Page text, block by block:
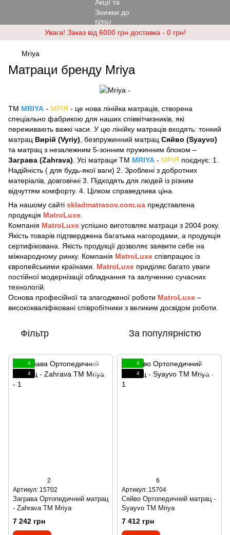
Увага! Заказ від 6000 грн доставка - 0 грн!
Mriya
Матраци бренду Mriya
ТМ MRIYA - МРІЯ - це нова лінійка матраців, створена
спеціально фабрикою для наших співвітчизників, які
переживають важкі часи. У цю лінійку матраців входять: тонкий
матрац Вирій (Vyriy), безпружинний матрац Сяйво (Syayvo)
та матрац з незалежним 5-зонним пружинним блоком –
Заграва (Zahrava). Усі матраци ТМ MRIYA - МРІЯ поєднує: 1.
Надійність ( для будь-якої ваги) 2. Зроблені з добротних
матеріалів, довговічні 3. Підходять для людей із різним
відчуттям комфорту. 4. Цілком справедлива ціна.
На нашому сайті skladmatrasov.com.ua представлена
продукція MatroLuxe.
Компанія MatroLuxe успішно виготовляє матраци з 2004 року.
Якість товарів підтверджена багатьма нагородами, а продукція
сертифікована. Якість продукції дозволяє заявити себе на
міжнародному ринку. Компанія MatroLuxe співпрацює із
європейськими країнами. MatroLuxe приділяє багато уваги
постійної модернізації обладнання та залученню сучасних
технологій.
Основа професійної та злагодженої роботи MatroLuxe –
висококваліфіковані співробітники з великим досвідом роботи.
Фільтр За популярністю
4
4
2
Артикул: 15702
Заграва Ортопедичний матрац
- Zahrava ТМ Mriya
7 242 грн
4
4
6
Артикул: 15704
Сяйво Ортопедичний матрац -
Syayvo ТМ Mriya
7 412 грн